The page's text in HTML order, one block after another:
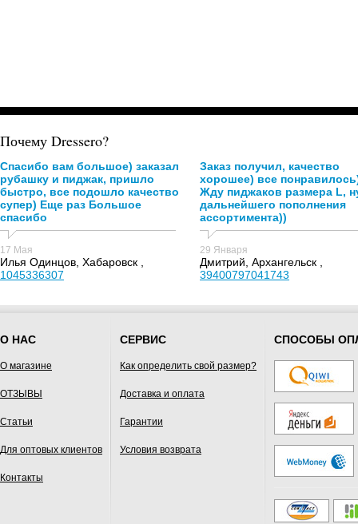
Почему Dressero?
Спасибо вам большое) заказал
рубашку и пиджак, пришло
быстро, все подошло качество
супер) Еще раз Большое
спасибо
17 Мая
Илья Одинцов, Хабаровск ,
1045336307
Заказ получил, качество
хорошее) все
Жду пиджаков размера L,
дальнейшего пополнения
ассортимента))
29 Января
Дмитрий, Архангельск ,
39400797041743
О НАС
О магазине
ОТЗЫВЫ
Статьи
Для оптовых клиентов
Контакты
СЕРВИС
Как определить свой размер?
Доставка и оплата
Гарантии
Условия возврата
СПОСОБЫ